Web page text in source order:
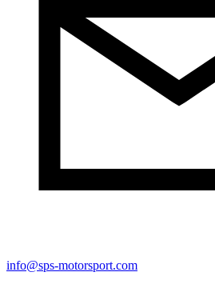
info@sps-motorsport.com